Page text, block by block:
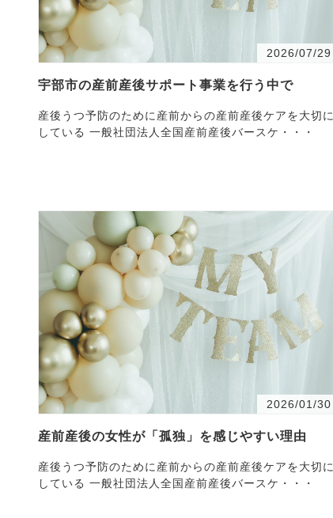
2026/07/29
宇部市の産前産後サポート事業を行う中で
産後うつ予防のために産前からの産前産後ケアを大切に
している 一般社団法人全国産前産後バースケ・・・
2026/01/30
産前産後の女性が「孤独」を感じやすい理由
産後うつ予防のために産前からの産前産後ケアを大切に
している 一般社団法人全国産前産後バースケ・・・